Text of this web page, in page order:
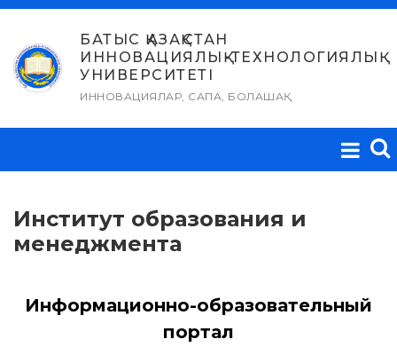
Skip
content
БАТЫС ҚАЗАҚСТАН
ИННОВАЦИЯЛЫҚ-ТЕХНОЛОГИЯЛЫҚ
УНИВЕРСИТЕТІ
ИННОВАЦИЯЛАР, САПА, БОЛАШАҚ
Институт образования и
менеджмента
Информационно-образовательный
портал